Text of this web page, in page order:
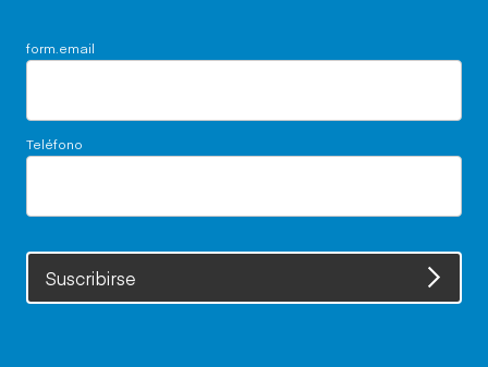
form.email
Teléfono
Suscribirse